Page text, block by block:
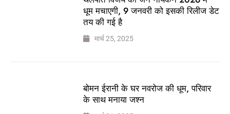
धूम मचाएगी, 9 जनवरी को इसकी रिलीज डेट
तय की गई है
मार्च 25, 2025
बोमन ईरानी के घर नवरोज की धूम, परिवार
के साथ मनाया जश्न